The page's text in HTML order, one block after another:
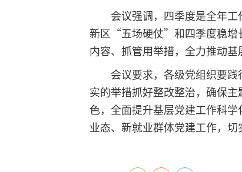
会议强调，四季度是全年
新区“五场硬仗”和四季度稳增
内容、抓管用举措，全力推动基
会议要求，各级党组织要
实的举措抓好整改整治，确保
色，全面提升基层党建工作科
业态、新就业群体党建工作，